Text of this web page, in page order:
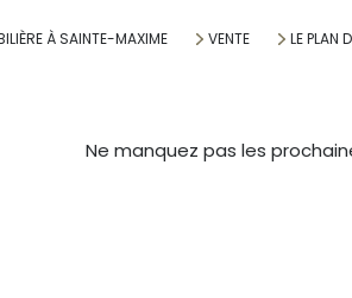
À SAINTE-MAXIME VENTE LE PLAN
Ne manquez pas les